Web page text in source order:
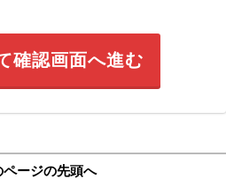
確認画面へ進む
ページの先頭へ